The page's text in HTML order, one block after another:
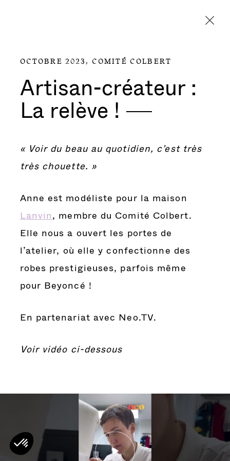
OCTOBRE 2023, COMITÉ COLBERT
Artisan-créateur :
La relève !
« Voir du beau au quotidien, c’est très
très chouette. »
Anne est modéliste pour la maison
Lanvin, membre du Comité Colbert.
Elle nous a ouvert les portes de
l’atelier, où elle y confectionne des
robes prestigieuses, parfois même
pour Beyoncé !
En partenariat avec Neo.TV.
Voir vidéo ci-dessous